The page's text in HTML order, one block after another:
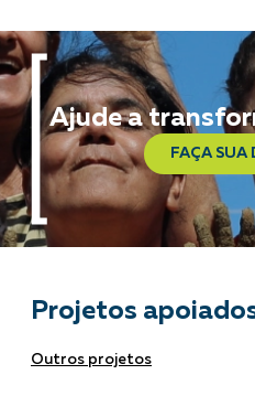
Ajude a
FAÇA SUA
Projetos
Outros projetos